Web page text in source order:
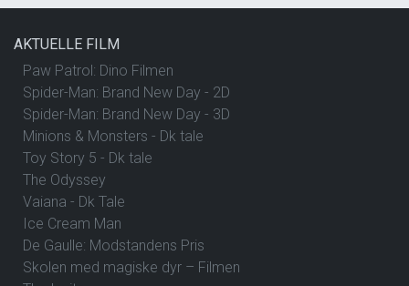
AKTUELLE FILM
Paw Patrol: Dino Filmen
Spider-Man: Brand New Day - 2D
Spider-Man: Brand New Day - 3D
Minions & Monsters - Dk tale
Toy Story 5 - Dk tale
The Odyssey
Vaiana - Dk Tale
Ice Cream Man
De Gaulle: Modstandens Pris
Skolen med magiske dyr – Filmen